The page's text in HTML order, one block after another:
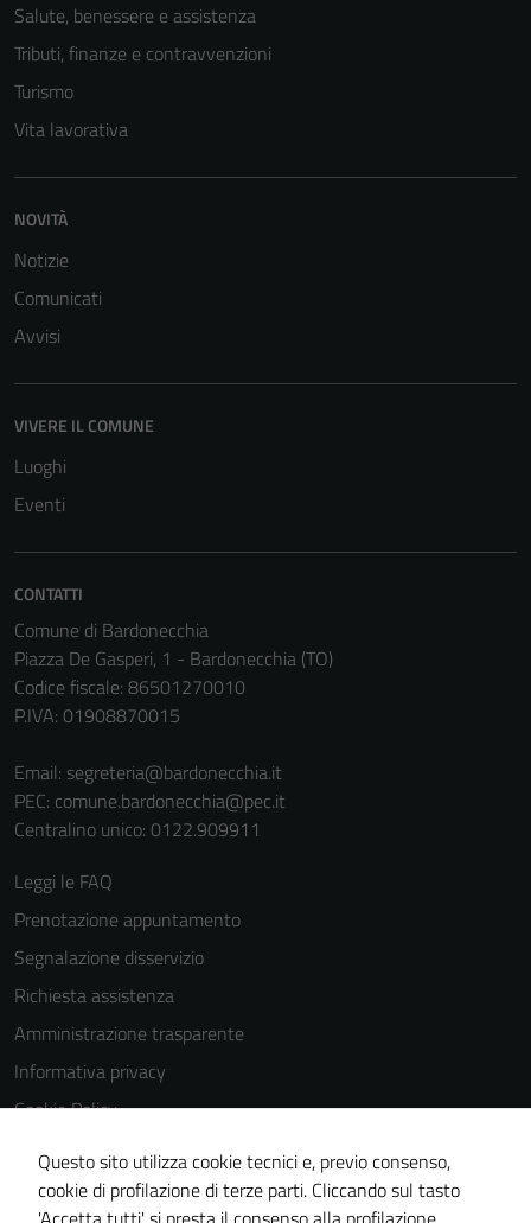
Salute, benessere e assistenza
Tributi, finanze e contravvenzioni
Turismo
Vita lavorativa
NOVITÀ
Notizie
Comunicati
Avvisi
VIVERE IL COMUNE
Luoghi
Eventi
CONTATTI
Comune di Bardonecchia
Piazza De Gasperi, 1 - Bardonecchia (TO)
Codice fiscale: 86501270010
P.IVA: 01908870015
Email: segreteria@bardonecchia.it
PEC: comune.bardonecchia@pec.it
Centralino unico: 0122.909911
Leggi le FAQ
Prenotazione appuntamento
Segnalazione disservizio
Richiesta assistenza
Amministrazione trasparente
Informativa privacy
Cookie Policy
Note legali
Dichiarazione di accessibilità
Questo sito utilizza cookie tecnici e, previo consenso,
cookie di profilazione di terze parti. Cliccando sul tasto
Cookie policy
del sito.